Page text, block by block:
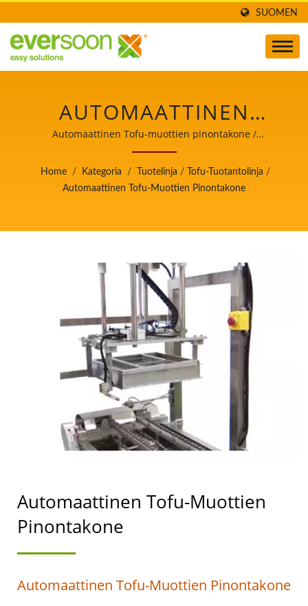
SUOMEN
AUTOMAATTINEN
TOFU-MUOTTIEN
PINONTAKONE ON YKSI
KONEISTA
TOFUA JA SOIJAMAITOA
VALMISTAVAN KONEEN
JOHTAJA, JONKA
ENSISIJAINEN TAVOITE
ON
Automaattinen Tofu-muottien pinontakone /
Automaattisen tofua ja soijamaitoa valmistavan koneen
johtaja, jonka ensisijainen tavoite on
elintarviketurvallisuus.
Home / Kategoria / Tuotelinja / Tofu-Tuotantolinja /
Automaattinen Tofu-Muottien Pinontakone
Automaattinen Tofu-Muottien
Pinontakone
Automaattinen Tofu-Muottien Pinontakone